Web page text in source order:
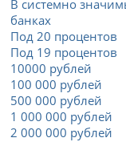
В системно
банках
Под 20 процентов
Под 19 процентов
10000 рублей
100 000 рублей
500 000 рублей
1 000 000 рублей
2 000 000 рублей